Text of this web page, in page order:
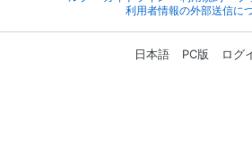
利用者情報の外部送信に
日本語 PC版 ログ